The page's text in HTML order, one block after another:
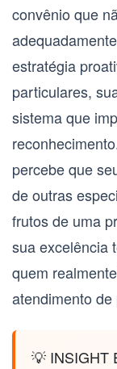
convênio que
estratégia
particulares,
sistema que
percebe que
de outras
frutos de uma
sua excelência
quem
atendimento de
💡 INSIGHT